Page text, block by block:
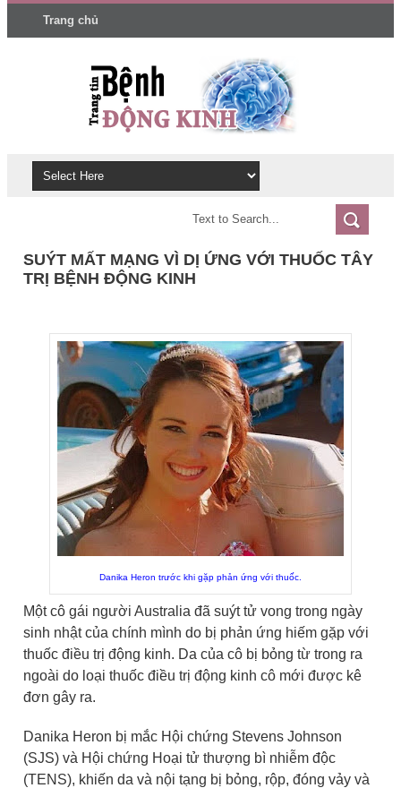
Trang chủ
SUÝT MẤT MẠNG VÌ DỊ ỨNG VỚI THUỐC TÂY
TRỊ BỆNH ĐỘNG KINH
Danika Heron trước khi gặp phản ứng với thuốc.
Một cô gái người Australia đã suýt tử vong trong ngày
sinh nhật của chính mình do bị phản ứng hiếm gặp với
thuốc điều trị động kinh. Da của cô bị bỏng từ trong ra
ngoài do loại thuốc điều trị động kinh cô mới được kê
đơn gây ra.
Danika Heron bị mắc Hội chứng Stevens Johnson
(SJS) và Hội chứng Hoại tử thượng bì nhiễm độc
(TENS), khiến da và nội tạng bị bỏng, rộp, đóng vảy và